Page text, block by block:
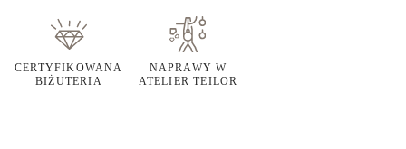
CERTYFIKOWANA
BIŻUTERIA
NAPRAWY W
ATELIER TEILOR